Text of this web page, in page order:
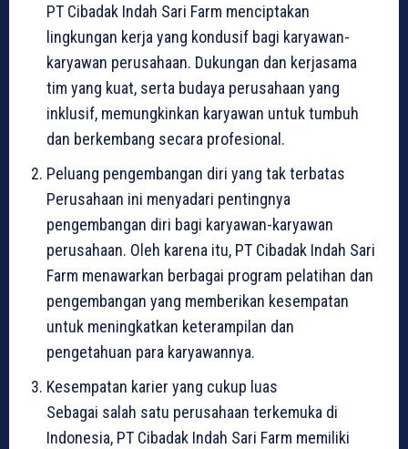
PT Cibadak Indah Sari Farm menciptakan
lingkungan kerja yang kondusif bagi karyawan-
karyawan perusahaan. Dukungan dan kerjasama
tim yang kuat, serta budaya perusahaan yang
inklusif, memungkinkan karyawan untuk tumbuh
dan berkembang secara profesional.
Peluang pengembangan diri yang tak terbatas
Perusahaan ini menyadari pentingnya
pengembangan diri bagi karyawan-karyawan
perusahaan. Oleh karena itu, PT Cibadak Indah Sari
Farm menawarkan berbagai program pelatihan dan
pengembangan yang memberikan kesempatan
untuk meningkatkan keterampilan dan
pengetahuan para karyawannya.
Kesempatan karier yang cukup luas
Sebagai salah satu perusahaan terkemuka di
Indonesia, PT Cibadak Indah Sari Farm memiliki